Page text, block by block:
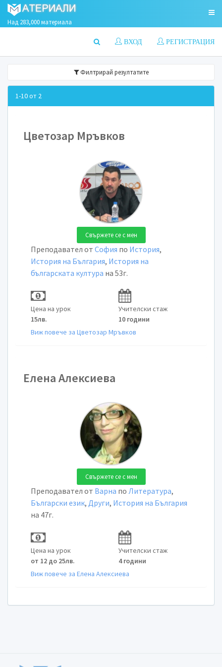
Над 283,000 материала
РЕГИСТРАЦИЯ
ВХОД
Филтрирай резултатите
1-10 от 2
Цветозар Мръвков
Свържете се с мен
Преподавател от София по История,
История на България, История на
българската култура на 53г.
Цена на урок
15лв.
Учителски стаж
10 години
Виж повече за Цветозар Мръвков
Елена Алексиева
Свържете се с мен
Преподавател от Варна по Литература,
Български език, Други, История на България
на 47г.
Цена на урок
от 12 до 25лв.
Учителски стаж
4 години
Виж повече за Елена Алексиева